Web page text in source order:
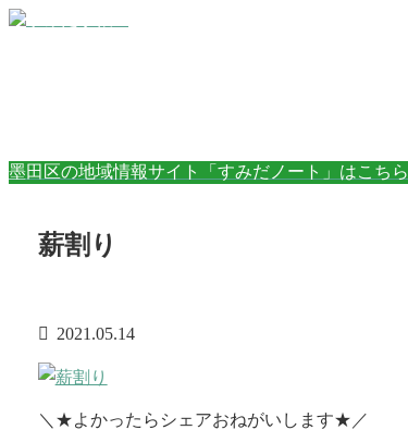
墨田区の地域情報サイト「すみだノート」はこちら
薪割り
2021.05.14
＼★よかったらシェアおねがいします★／